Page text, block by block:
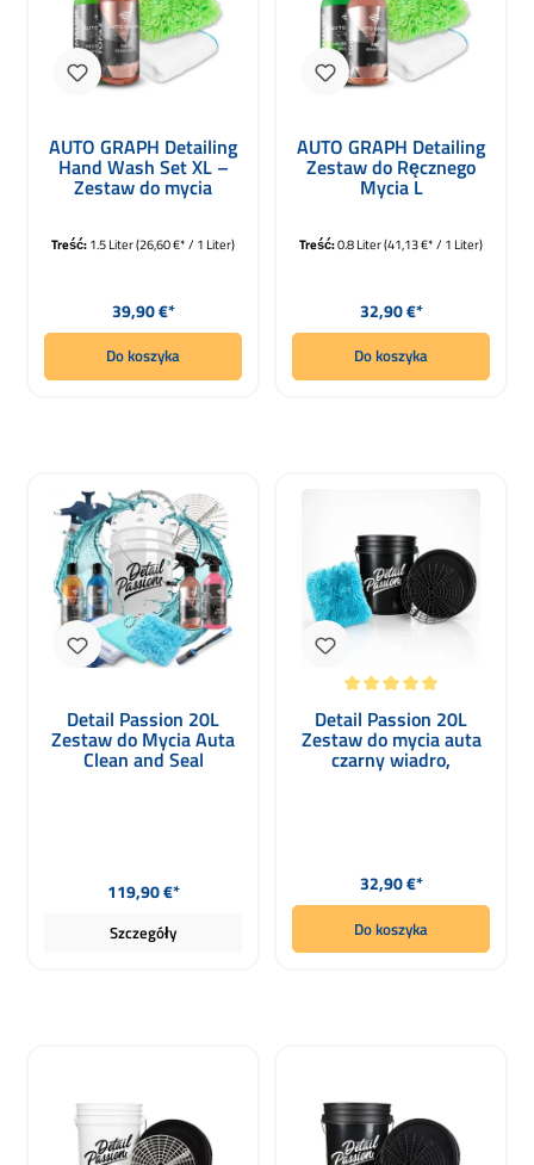
AUTO GRAPH Detailing
Hand Wash Set XL –
Zestaw do mycia
ręcznego 750 ml
Treść:1.5 Liter(26,60 €* / 1 Liter)
Cena regularna:
39,90 €*
Do koszyka
AUTO GRAPH Detailing
Zestaw do Ręcznego
Mycia L
Treść:0.8 Liter(41,13 €* / 1 Liter)
Cena regularna:
32,90 €*
Do koszyka
Detail Passion 20L
Zestaw do Mycia Auta
Clean and Seal
Cena regularna:
119,90 €*
Szczegóły
Średnia ocena 5 z 5 gwiazdek
Detail Passion 20L
Zestaw do mycia auta
czarny wiadro,
pokrywa, Grit Guard,
Cena regularna:
32,90 €*
Do koszyka